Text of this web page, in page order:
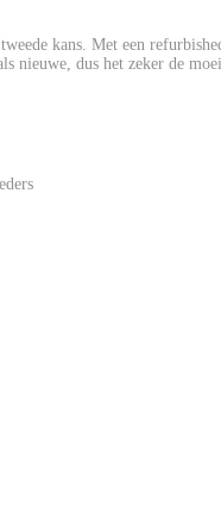
kans. Met een
nieuwe, dus het zeker de